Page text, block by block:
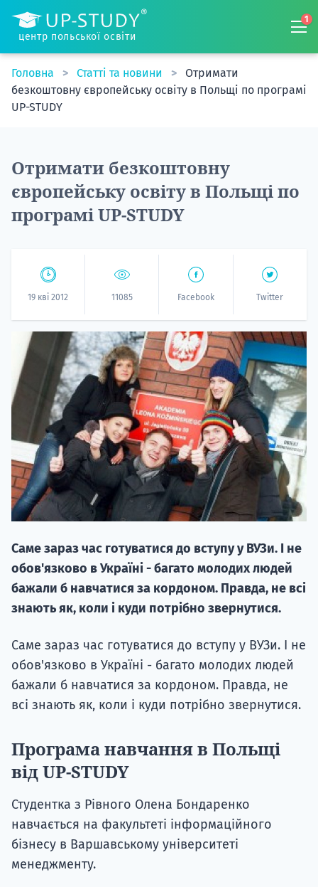
центр польської освіти
1
Головна Статті та новини
Отримати
безкоштовну європейську освіту в Польщі по програмі
UP-STUDY
Отримати безкоштовну
європейську освіту в Польщі по
програмі UP-STUDY
19 кві 2012 11085 Facebook Twitter
Саме зараз час готуватися до вступу у ВУЗи. І не
обов'язково в Україні - багато молодих людей
бажали б навчатися за кордоном. Правда, не всі
знають як, коли і куди потрібно звернутися.
Саме зараз час готуватися до вступу у ВУЗи. І не
обов'язково в Україні - багато молодих людей
бажали б навчатися за кордоном. Правда, не
всі знають як, коли і куди потрібно звернутися.
Програма навчання в Польщі
від UP-STUDY
Студентка з Рівного Олена Бондаренко
навчається на факультеті інформаційного
бізнесу в Варшавському університеті
менеджменту.
20.09
"Навчання
НАБІР